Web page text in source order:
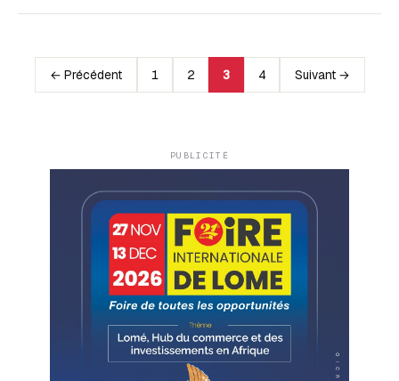
← Précédent 1 2 3 4 Suivant →
PUBLICITÉ